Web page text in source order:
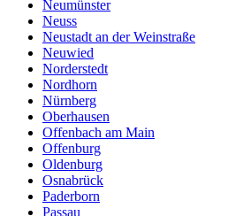
Neumünster
Neuss
Neustadt an der Weinstraße
Neuwied
Norderstedt
Nordhorn
Nürnberg
Oberhausen
Offenbach am Main
Offenburg
Oldenburg
Osnabrück
Paderborn
Passau